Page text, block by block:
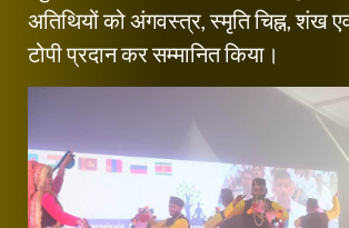
अतिथियों को अंगवस्त्र, स्मृति चिह्न, शंख
टोपी प्रदान कर सम्मानित किया।